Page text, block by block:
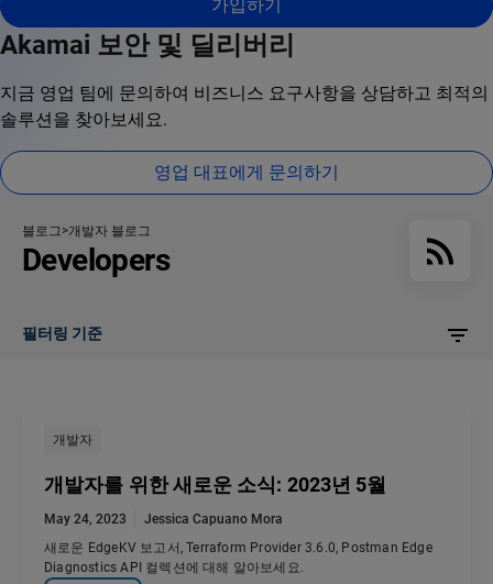
가입하기
Akamai 보안 및 딜리버리
지금 영업 팀에 문의하여 비즈니스 요구사항을 상담하고 최적의
솔루션을 찾아보세요.
영업 대표에게 문의하기
블로그 개발자 블로그
Developers
필터링 기준
개발자
개발자를 위한 새로운 소식: 2023년 5월
May 24, 2023
Jessica Capuano Mora
새로운 EdgeKV 보고서, Terraform Provider 3.6.0, Postman Edge
Diagnostics API 컬렉션에 대해 알아보세요.